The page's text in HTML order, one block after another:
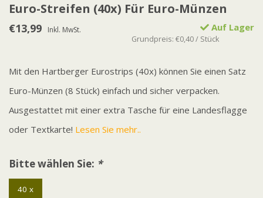
Euro-Streifen (40x) Für Euro-Münzen
€13,99 Inkl. MwSt. Auf Lager
Grundpreis: €0,40 / Stück
Mit den Hartberger Eurostrips (40x) können Sie einen Satz
Euro-Münzen (8 Stück) einfach und sicher verpacken.
Ausgestattet mit einer extra Tasche für eine Landesflagge
oder Textkarte! Lesen Sie mehr..
Bitte wählen Sie: *
40 x